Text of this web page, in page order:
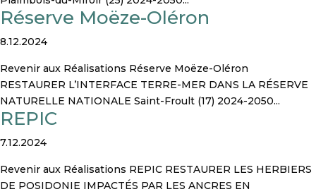
Réserve Moëze-Oléron
8.12.2024
Revenir aux Réalisations Réserve Moëze-Oléron
RESTAURER L’INTERFACE TERRE-MER DANS LA RÉSERVE
NATURELLE NATIONALE Saint-Froult (17) 2024-2050...
REPIC
7.12.2024
Revenir aux Réalisations REPIC RESTAURER LES HERBIERS
DE POSIDONIE IMPACTÉS PAR LES ANCRES EN